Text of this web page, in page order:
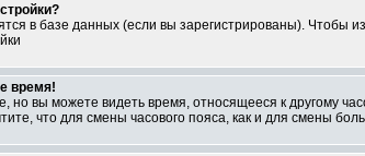
в базе данных (если вы зарегистрированы). Чтобы
время!
но вы можете видеть время, относящееся к другому
что для смены часового пояса, как и для смены